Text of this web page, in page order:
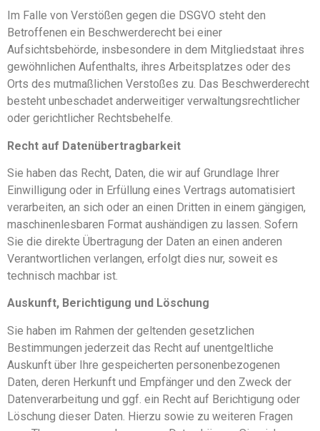
Im Falle von Verstößen gegen die DSGVO steht den
Betroffenen ein Beschwerderecht bei einer
Aufsichtsbehörde, insbesondere in dem Mitgliedstaat ihres
gewöhnlichen Aufenthalts, ihres Arbeitsplatzes oder des
Orts des mutmaßlichen Verstoßes zu. Das Beschwerderecht
besteht unbeschadet anderweitiger verwaltungsrechtlicher
oder gerichtlicher Rechtsbehelfe.
Recht auf Daten­übertrag­barkeit
Sie haben das Recht, Daten, die wir auf Grundlage Ihrer
Einwilligung oder in Erfüllung eines Vertrags automatisiert
verarbeiten, an sich oder an einen Dritten in einem gängigen,
maschinenlesbaren Format aushändigen zu lassen. Sofern
Sie die direkte Übertragung der Daten an einen anderen
Verantwortlichen verlangen, erfolgt dies nur, soweit es
technisch machbar ist.
Auskunft, Berichtigung und Löschung
Sie haben im Rahmen der geltenden gesetzlichen
Bestimmungen jederzeit das Recht auf unentgeltliche
Auskunft über Ihre gespeicherten personenbezogenen
Daten, deren Herkunft und Empfänger und den Zweck der
Datenverarbeitung und ggf. ein Recht auf Berichtigung oder
Löschung dieser Daten. Hierzu sowie zu weiteren Fragen